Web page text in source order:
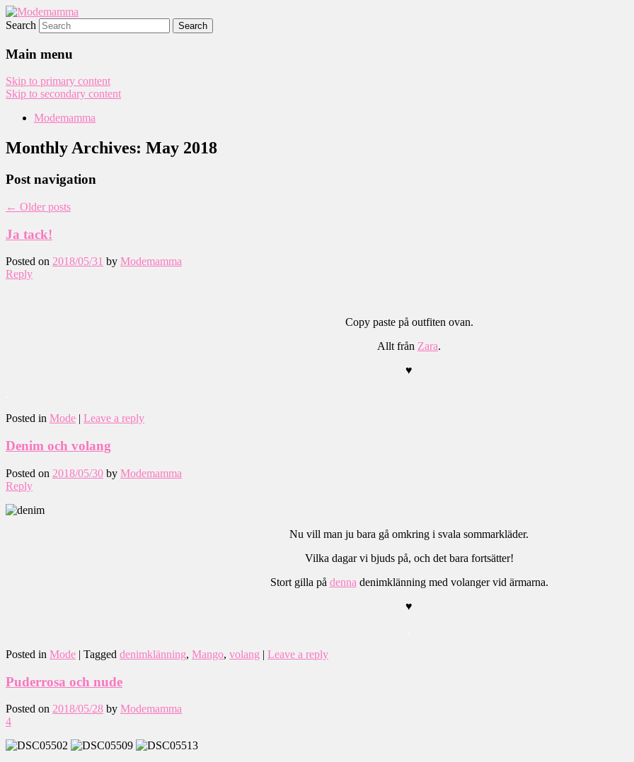
Modemamma
Search
Main menu
Skip to primary content
Skip to secondary content
Modemamma
Monthly Archives: May 2018
Post navigation
← Older posts
Ja tack!
Posted on 2018/05/31 by Modemamma
Reply
Copy paste på outfiten ovan.
Allt från Zara.
♥
Posted in Mode | Leave a reply
Denim och volang
Posted on 2018/05/30 by Modemamma
Reply
Nu vill man ju bara gå omkring i svala sommarkläder.
Vilka dagar vi bjuds på, och det bara fortsätter!
Stort gilla på denna denimklänning med volanger vid ärmarna.
♥
Posted in Mode | Tagged denimklänning, Mango, volang | Leave a reply
Puderrosa och nude
Posted on 2018/05/28 by Modemamma
4